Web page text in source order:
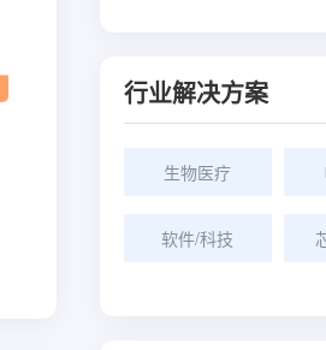
行业解决方案
生物医疗
软件/科技